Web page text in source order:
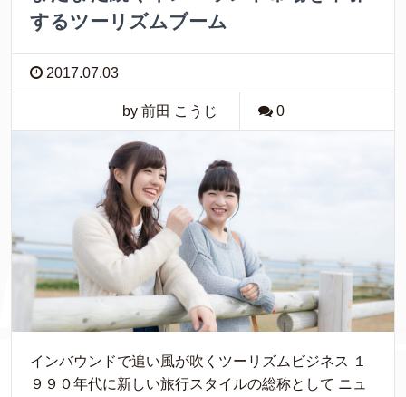
するツーリズムブーム
2017.07.03
by 前田 こうじ 0
インバウンドで追い風が吹くツーリズムビジネス １
９９０年代に新しい旅行スタイルの総称として ニュ